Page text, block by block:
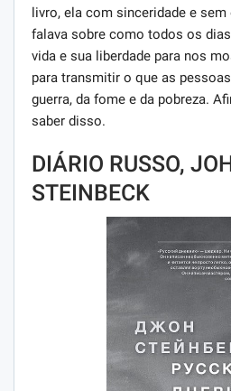
livro, ela com sinceridade e
falava sobre como todos os
vida e sua liberdade para nos
para transmitir o que as
guerra, da fome e da pobreza.
saber disso.
DIÁRIO RUSSO,
STEINBECK